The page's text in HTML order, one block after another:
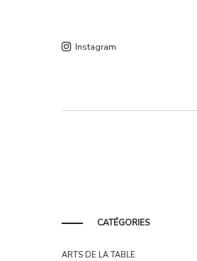
Instagram
CATÉGORIES
ARTS DE LA TABLE